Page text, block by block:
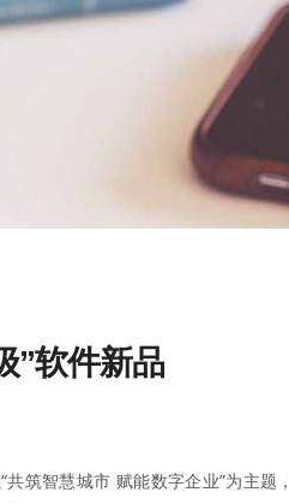
”软件新品
筑智慧城市 赋能数字企业”为主